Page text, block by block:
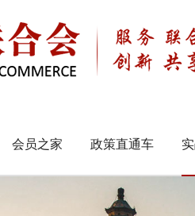
会员之家 政策直通车